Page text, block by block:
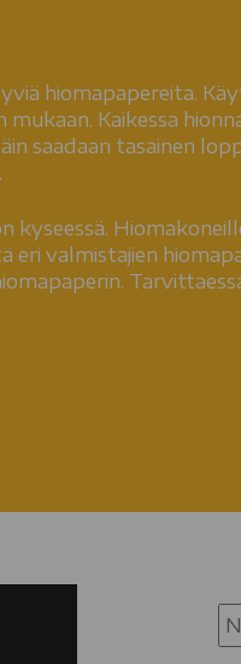
hiomapapereita.
Kaikessa
saadaan tasainen
kyseessä.
eri valmistajien